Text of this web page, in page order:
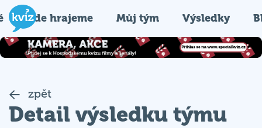
Kde hrajeme Můj tým Výsledky
zpět
Detail výsledku týmu